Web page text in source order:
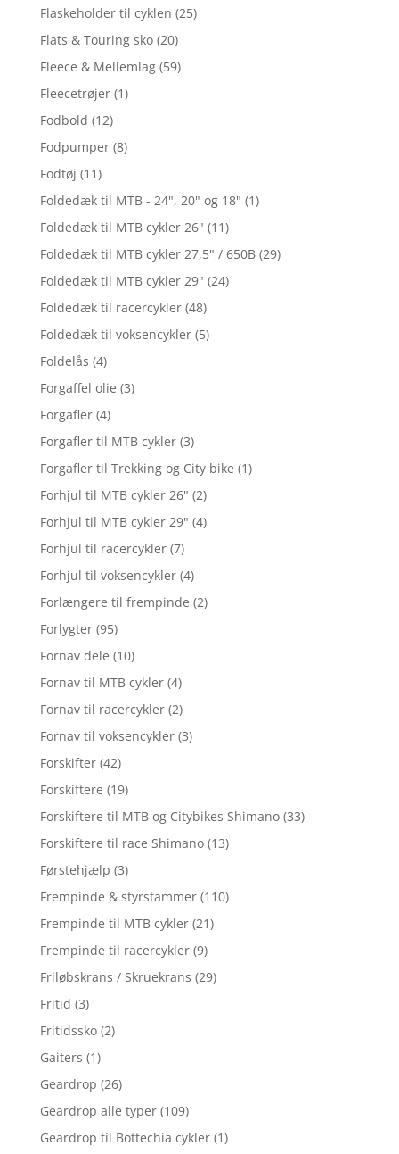
Flaskeholder til cyklen (25)
Flats & Touring sko (20)
Fleece & Mellemlag (59)
Fleecetrøjer (1)
Fodbold (12)
Fodpumper (8)
Fodtøj (11)
Foldedæk til MTB - 24", 20" og 18" (1)
Foldedæk til MTB cykler 26" (11)
Foldedæk til MTB cykler 27,5" / 650B (29)
Foldedæk til MTB cykler 29" (24)
Foldedæk til racercykler (48)
Foldedæk til voksencykler (5)
Foldelås (4)
Forgaffel olie (3)
Forgafler (4)
Forgafler til MTB cykler (3)
Forgafler til Trekking og City bike (1)
Forhjul til MTB cykler 26" (2)
Forhjul til MTB cykler 29" (4)
Forhjul til racercykler (7)
Forhjul til voksencykler (4)
Forlængere til frempinde (2)
Forlygter (95)
Fornav dele (10)
Fornav til MTB cykler (4)
Fornav til racercykler (2)
Fornav til voksencykler (3)
Forskifter (42)
Forskiftere (19)
Forskiftere til MTB og Citybikes Shimano (33)
Forskiftere til race Shimano (13)
Førstehjælp (3)
Frempinde & styrstammer (110)
Frempinde til MTB cykler (21)
Frempinde til racercykler (9)
Friløbskrans / Skruekrans (29)
Fritid (3)
Fritidssko (2)
Gaiters (1)
Geardrop (26)
Geardrop alle typer (109)
Geardrop til Bottechia cykler (1)